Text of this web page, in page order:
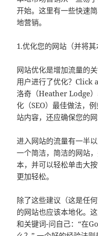
开始。这里有一些快速
地营销。
1.优化您的网站（并将其
网站优化是增加流量的
用户进行了优化？Click
洛奇（Heather Lodge
化（SEO）最佳做法，
站内容，还应确保您的
进入网站的流量有一半
一个简洁，简洁的网站
本，并可以轻松单击大
更加轻松。
除了这些建议（这是任
的网站也应该本地化。
和关键词-问自己：“在